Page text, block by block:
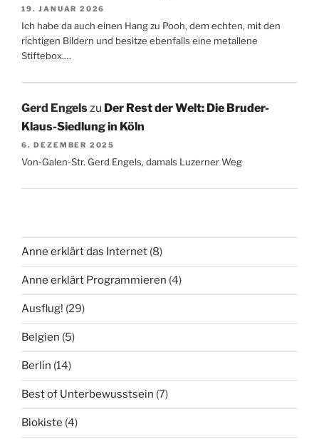
19. JANUAR 2026
Ich habe da auch einen Hang zu Pooh, dem echten, mit den
richtigen Bildern und besitze ebenfalls eine metallene
Stiftebox.…
Gerd Engelszu Der Rest der Welt: Die Bruder-
Klaus-Siedlung in Köln
6. DEZEMBER 2025
Von-Galen-Str. Gerd Engels, damals Luzerner Weg
Anne erklärt das Internet (8)
Anne erklärt Programmieren (4)
Ausflug! (29)
Belgien (5)
Berlin (14)
Best of Unterbewusstsein (7)
Biokiste (4)